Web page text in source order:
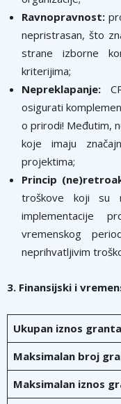
Ravnopravnost:
nepristrasan, što
strane izborne
kriterijima;
Nepreklapanje:
osigurati
o prirodi! Međutim,
koje imaju
projektima;
Princip
troškove koji su
implementacije
vremenskog
neprihvatljivim
3. Finansijski i
Ukupan iznos
Maksimalan broj
Maksimalan iznos